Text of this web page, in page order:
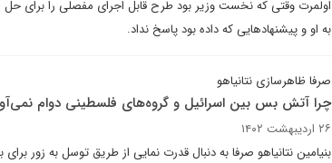
اولمرت وقتی که نخست وزیر بود طرح قابل اجرای مفصلی را برای
به او و پیشنهادهایی که داده بود پاسخ نداد.
صرفا ظاهرسازی نتانیاهو
چرا آتش بس بین اسرائیل و گروه‌های فلسطینی دوام
۲۶ اردیبهشت ۱۴۰۲
بنیامین نتانیاهو صرفا به دنبال قدرت نمایی از طریق توسل به زور